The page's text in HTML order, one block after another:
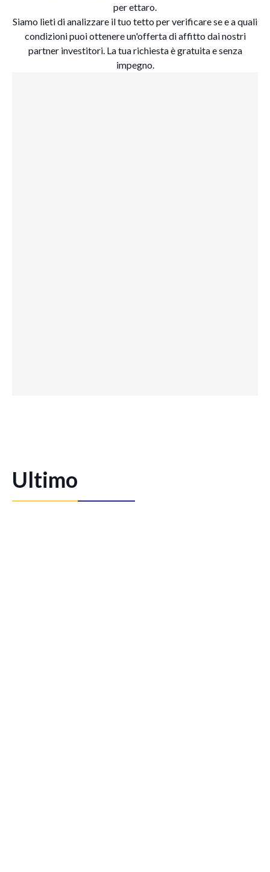
per ettaro.
Siamo lieti di analizzare il tuo tetto per verificare se e a quali
condizioni puoi ottenere un'offerta di affitto dai nostri
partner investitori. La tua richiesta è gratuita e senza
impegno.
Ultimo